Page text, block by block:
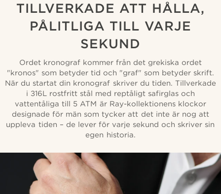
TILLVERKADE ATT HÅLLA,
PÅLITLIGA TILL VARJE
SEKUND
Ordet kronograf kommer från det grekiska ordet
"kronos" som betyder tid och "graf" som betyder skrift.
När du startat din kronograf skriver du tiden. Tillverkade
i 316L rostfritt stål med reptåligt safirglas och
vattentåliga till 5 ATM är Ray-kollektionens klockor
designade för män som tycker att det inte är nog att
uppleva tiden – de lever för varje sekund och skriver sin
egen historia.